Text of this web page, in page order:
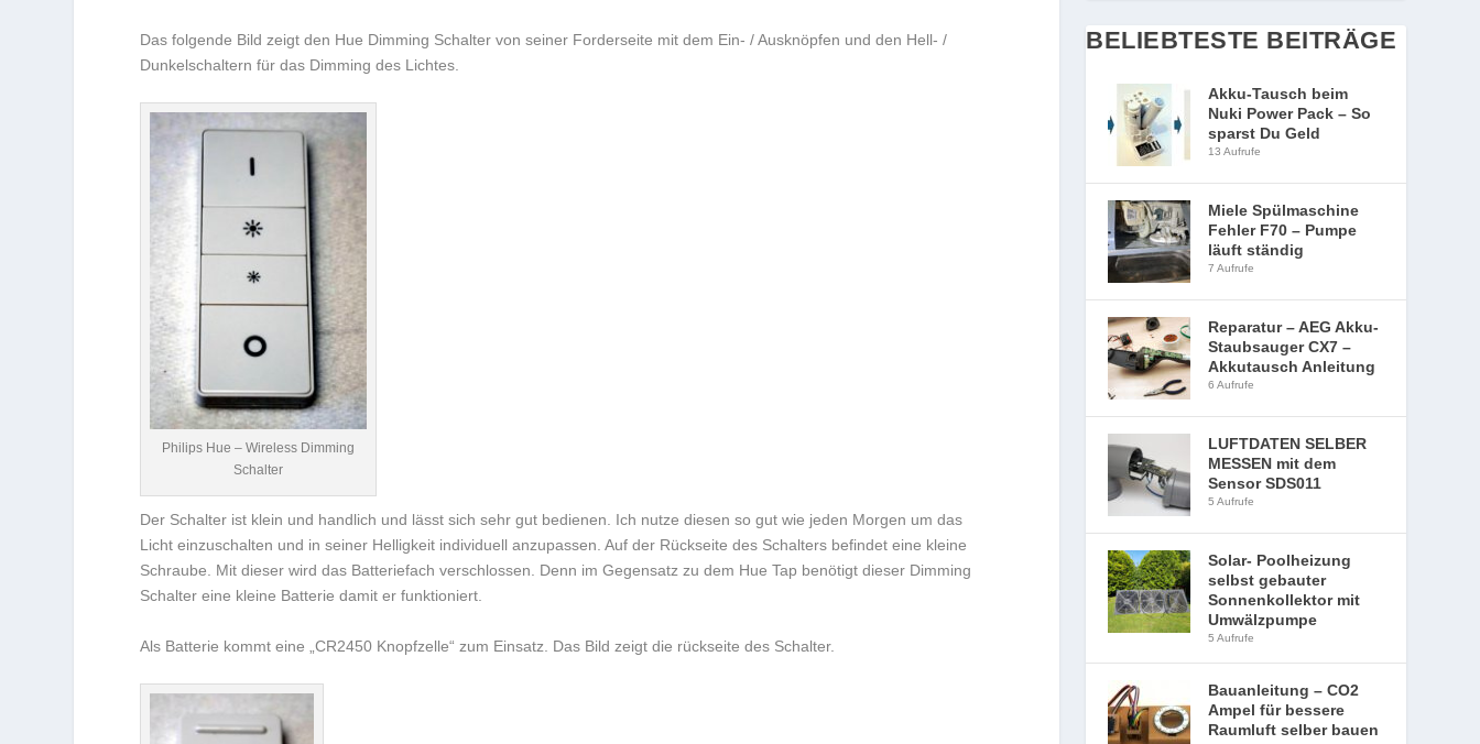
Das folgende Bild zeigt den Hue Dimming Schalter von seiner Forderseite mit dem Ein- / Ausknöpfen und den Hell- /
Dunkelschaltern für das Dimming des Lichtes.
Philips Hue – Wireless Dimming
Schalter
Der Schalter ist klein und handlich und lässt sich sehr gut bedienen. Ich nutze diesen so gut wie jeden Morgen um das
Licht einzuschalten und in seiner Helligkeit individuell anzupassen. Auf der Rückseite des Schalters befindet eine kleine
Schraube. Mit dieser wird das Batteriefach verschlossen. Denn im Gegensatz zu dem Hue Tap benötigt dieser Dimming
Schalter eine kleine Batterie damit er funktioniert.
Als Batterie kommt eine „CR2450 Knopfzelle“ zum Einsatz. Das Bild zeigt die rückseite des Schalter.
BELIEBTESTE BEITRÄGE
Akku-Tausch beim
Nuki Power Pack – So
sparst Du Geld
13 Aufrufe
Miele Spülmaschine
Fehler F70 – Pumpe
läuft ständig
7 Aufrufe
Reparatur – AEG Akku-
Staubsauger CX7 –
Akkutausch Anleitung
6 Aufrufe
LUFTDATEN SELBER
MESSEN mit dem
Sensor SDS011
5 Aufrufe
Solar- Poolheizung
selbst gebauter
Sonnenkollektor mit
Umwälzpumpe
5 Aufrufe
Bauanleitung – CO2
Ampel für bessere
Raumluft selber bauen